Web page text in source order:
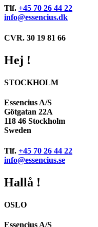
Tlf. +45 70 26 44 22
info@essencius.dk
CVR. 30 19 81 66
Hej !
STOCKHOLM
Essencius A/S
Götgatan 22A
118 46 Stockholm
Sweden
Tlf. +45 70 26 44 22
info@essencius.se
Hallå !
OSLO
Essencius A/S